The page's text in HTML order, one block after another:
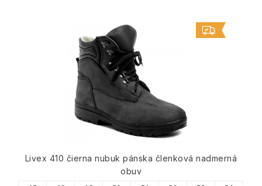
Livex 410 čierna nubuk pánska členková nadmerná
obuv